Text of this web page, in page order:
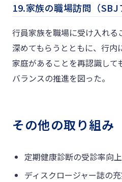
19.家族の職場訪問（
行員家族を職場に受け入れる
深めてもらうとともに、行内
家庭があることを再認識して
バランスの推進を図った。
その他の取り組み
定期健康診断の受診率向上
ディスクロージャー誌の